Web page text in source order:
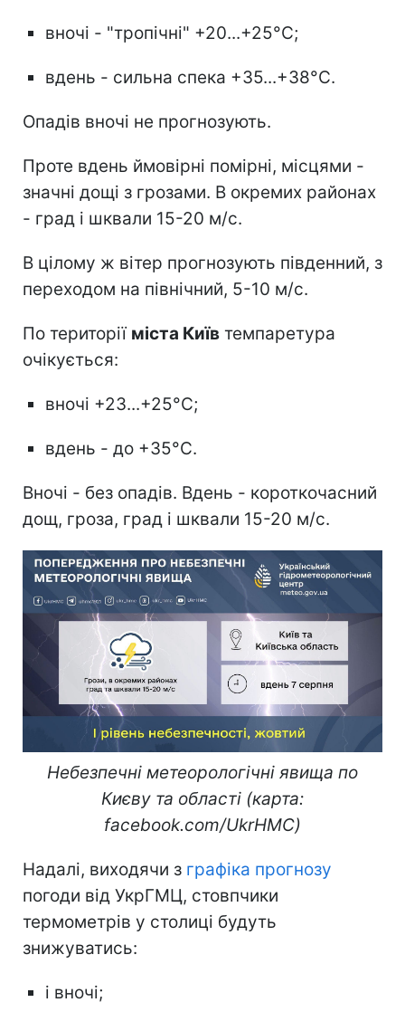
вночі - "тропічні" +20...+25°С;
вдень - сильна спека +35...+38°С.
Опадів вночі не прогнозують.
Проте вдень ймовірні помірні, місцями -
значні дощі з грозами. В окремих районах
- град і шквали 15-20 м/с.
В цілому ж вітер прогнозують південний, з
переходом на північний, 5-10 м/с.
По території міста Київ темпаретура
очікується:
вночі +23...+25°С;
вдень - до +35°С.
Вночі - без опадів. Вдень - короткочасний
дощ, гроза, град і шквали 15-20 м/с.
Небезпечні метеорологічні явища по
Києву та області (карта:
facebook.com/UkrHMC)
Надалі, виходячи з графіка прогнозу
погоди від УкрГМЦ, стовпчики
термометрів у столиці будуть
знижуватись:
і вночі;